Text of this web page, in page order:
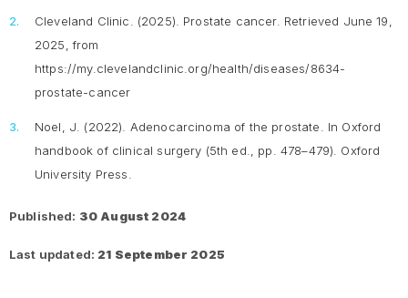
Cleveland Clinic. (2025). Prostate cancer. Retrieved June 19,
2025, from
https://my.clevelandclinic.org/health/diseases/8634-
prostate-cancer
Noel, J. (2022). Adenocarcinoma of the prostate. In Oxford
handbook of clinical surgery (5th ed., pp. 478–479). Oxford
University Press.
Published: 30 August 2024
Last updated: 21 September 2025